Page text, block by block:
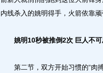
内线杀入的姚明得手，火箭依靠顽
姚明10秒被推倒2次 巨人不
第二节，双方开始习惯的“肉搏